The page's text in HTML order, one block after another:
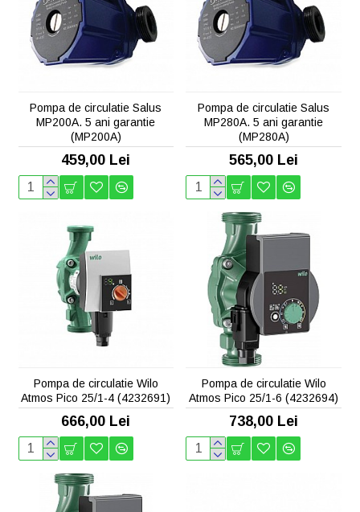
Pompa de circulatie Salus
MP200A. 5 ani garantie
(MP200A)
459,00 Lei
Pompa de circulatie Salus
MP280A. 5 ani garantie
(MP280A)
565,00 Lei
Pompa de circulatie Wilo
Atmos Pico 25/1-4 (4232691)
666,00 Lei
Pompa de circulatie Wilo
Atmos Pico 25/1-6 (4232694)
738,00 Lei